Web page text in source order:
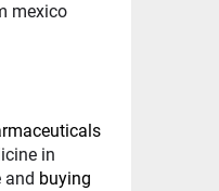
mexico
and buying